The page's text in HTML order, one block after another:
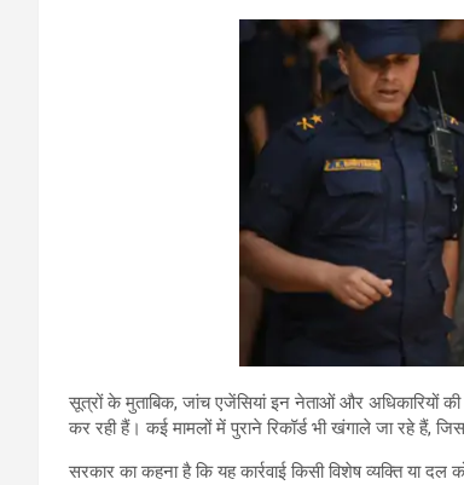
सूत्रों के मुताबिक, जांच एजेंसियां इन नेताओं और अधिकारियों
कर रही हैं। कई मामलों में पुराने रिकॉर्ड भी खंगाले जा रहे हैं,
सरकार का कहना है कि यह कार्रवाई किसी विशेष व्यक्ति या